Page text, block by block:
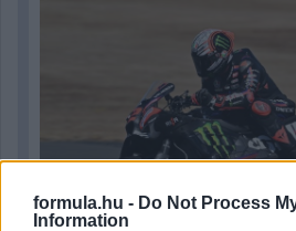
formula.hu - Do Not Process
Information